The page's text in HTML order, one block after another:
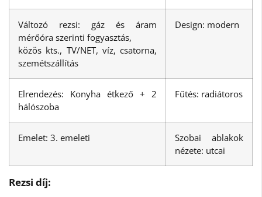
Változó rezsi: gáz és áram
mérőóra szerinti fogyasztás,
közös kts., TV/NET, víz, csatorna,
szemétszállítás
Design: modern
Elrendezés: Konyha étkező + 2
hálószoba
Fűtés: radiátoros
Emelet: 3. emeleti
Szobai ablakok
nézete: utcai
Rezsi díj: